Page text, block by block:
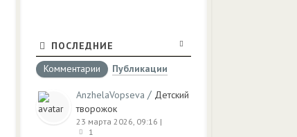
ПОСЛЕДНИЕ
Комментарии
Публикации
AnzhelaVopseva / Детский
творожок
23 марта 2026, 09:16 |
1